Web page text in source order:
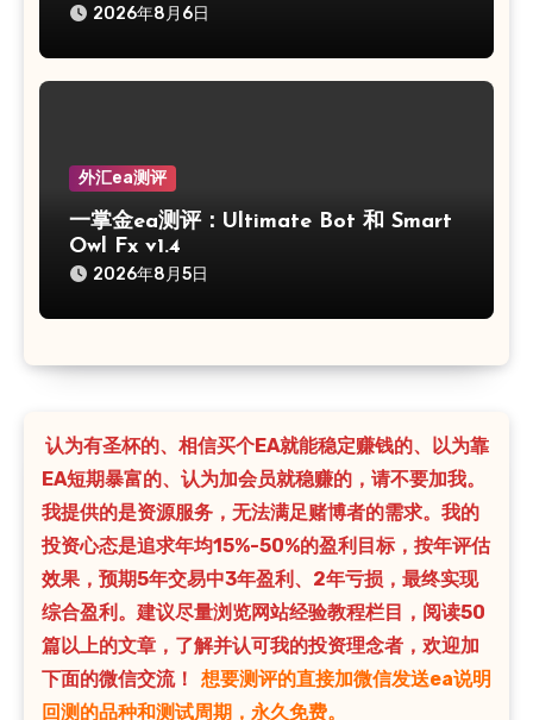
2026年8月6日
外汇ea测评
一掌金ea测评：Ultimate Bot 和 Smart
Owl Fx v1.4
2026年8月5日
认为有圣杯的、相信买个EA就能稳定赚钱的、以为靠
EA短期暴富的、认为加会员就稳赚的，请不要加我。
我提供的是资源服务，无法满足赌博者的需求。我的
投资心态是追求年均15%-50%的盈利目标，按年评估
效果，预期5年交易中3年盈利、2年亏损，最终实现
综合盈利。建议尽量浏览网站经验教程栏目，阅读50
篇以上的文章，了解并认可我的投资理念者，欢迎加
下面的微信交流！
想要测评的直接加微信发送ea说明
回测的品种和测试周期，永久免费。